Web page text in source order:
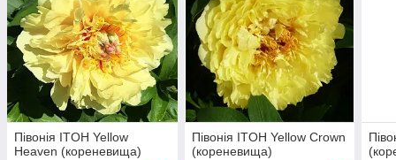
Півонія ITOH Yellow
Heaven (кореневища)
Півонія ITOH Yellow Crown
(кореневища)